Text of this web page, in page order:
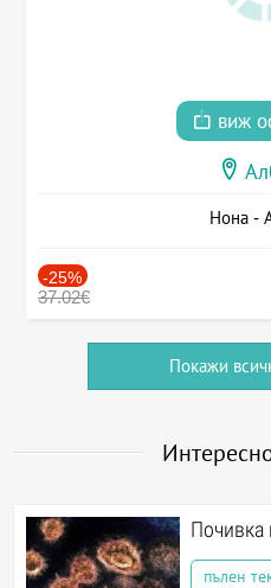
виж
Нона -
-25%
37.02€
Покажи
Почивка
пълен